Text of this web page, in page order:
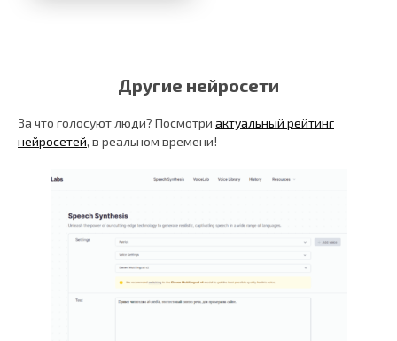
Другие нейросети
За что голосуют люди? Посмотри актуальный рейтинг
нейросетей, в реальном времени!